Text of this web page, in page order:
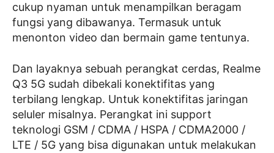
cukup nyaman untuk menampilkan beragam
fungsi yang dibawanya. Termasuk untuk
menonton video dan bermain game tentunya.
Dan layaknya sebuah perangkat cerdas, Realme
Q3 5G sudah dibekali konektifitas yang
terbilang lengkap. Untuk konektifitas jaringan
seluler misalnya. Perangkat ini support
teknologi GSM / CDMA / HSPA / CDMA2000 /
LTE / 5G yang bisa digunakan untuk melakukan